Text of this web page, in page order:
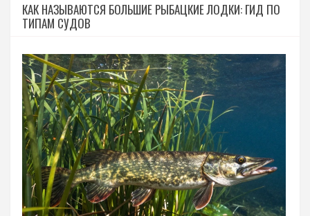
КАК НАЗЫВАЮТСЯ БОЛЬШИЕ РЫБАЦКИЕ ЛОДКИ: ГИД ПО
ТИПАМ СУДОВ